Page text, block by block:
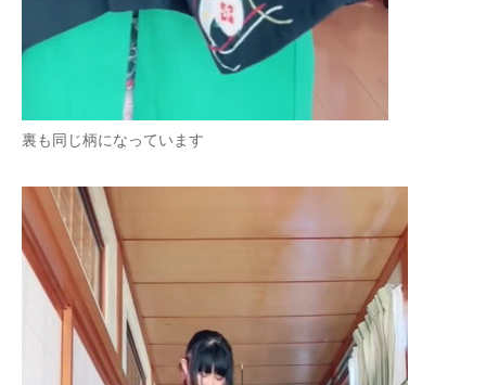
裏も同じ柄になっています